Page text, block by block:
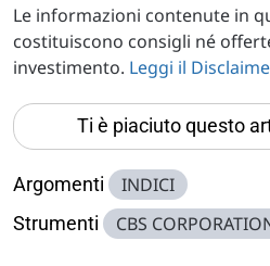
Le informazioni contenute in
costituiscono consigli né
investimento. Leggi il
Ti è piaciuto questo
Argomenti INDICI
Strumenti CBS